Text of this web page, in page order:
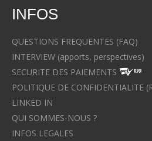
INFOS
QUESTIONS FREQUENTES (FAQ)
INTERVIEW (apports, perspectives)
SECURITE DES PAIEMENTS
POLITIQUE DE CONFIDENTIALITE
LINKED IN
QUI SOMMES-NOUS ?
INFOS LEGALES